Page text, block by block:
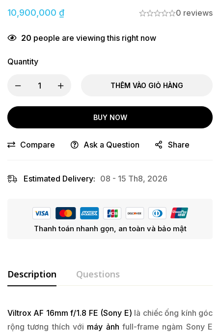
10,900,000 ₫ 0 reviews
20 people are viewing this right now
Quantity
THÊM VÀO GIỎ HÀNG
BUY NOW
Compare Ask a Question Share
Estimated Delivery: 08 - 15 Th8, 2026
Thanh toán nhanh gọn, an toàn và bảo mật
Description Questions
Viltrox AF 16mm f/1.8 FE (Sony E) là chiếc ống kính góc
rộng tương thích với máy ảnh full-frame ngàm Sony E